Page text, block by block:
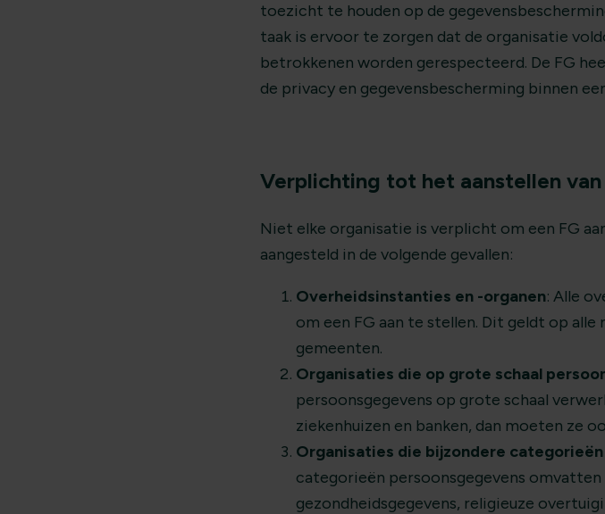
toezicht te houden op de
taak is ervoor te zorgen dat de organisatie
betrokkenen worden gerespecteerd. De FG
de privacy en gegevensbescherming binnen
Verplichting tot het aanstellen van
Niet elke organisatie is verplicht om een FG
aangesteld in de volgende gevallen:
Overheidsinstanties en -organen: Alle
om een FG aan te stellen. Dit geldt op
gemeenten.
Organisaties die op grote schaal
persoonsgegevens op grote schaal
ziekenhuizen en banken, dan moeten ze
Organisaties die bijzondere
categorieën persoonsgegevens
gezondheidsgegevens, religieuze